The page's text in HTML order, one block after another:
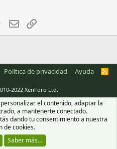
WhatsApp
Email
Política de privacidad Ayuda
R
2022 XenForo Ltd.
el contenido, adaptar la
a mantenerte conectado.
dando tu consentimiento a nuestra
de cookies.
Saber más…